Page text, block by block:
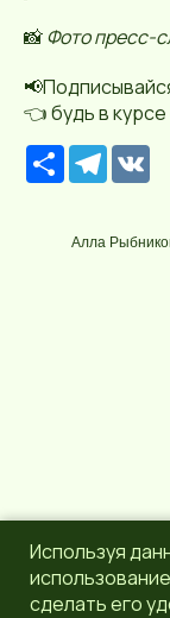
📸Фото пресс-
👈 будь в курсе
Р
е
с
р
с
T
e
g
r
Алла
Используя
сделать его